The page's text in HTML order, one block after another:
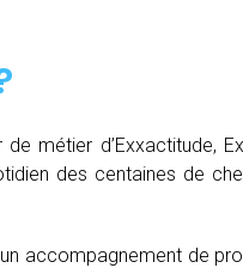
métier d’Exxactitude,
des centaines de
accompagnement de